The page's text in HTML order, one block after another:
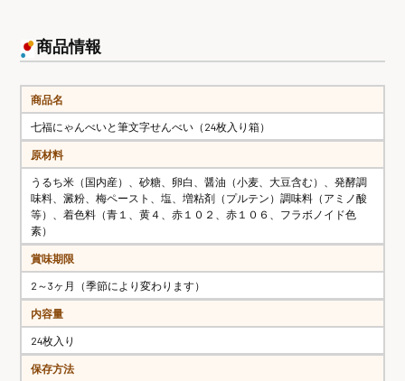
商品情報
商品名
七福にゃんべいと筆文字せんべい（24枚入り箱）
原材料
うるち米（国内産）、砂糖、卵白、醤油（小麦、大豆含む）、発酵調
味料、澱粉、梅ペースト、塩、増粘剤（プルテン）調味料（アミノ酸
等）、着色料（青１、黄４、赤１０２、赤１０６、フラボノイド色
素）
賞味期限
2～3ヶ月（季節により変わります）
内容量
24枚入り
保存方法